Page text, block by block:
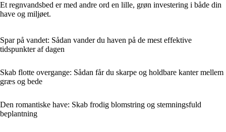
Et regnvandsbed er med andre ord en lille, grøn investering i både din
have og miljøet.
Spar på vandet: Sådan vander du haven på de mest effektive
tidspunkter af dagen
Skab flotte overgange: Sådan får du skarpe og holdbare kanter mellem
græs og bede
Den romantiske have: Skab frodig blomstring og stemningsfuld
beplantning